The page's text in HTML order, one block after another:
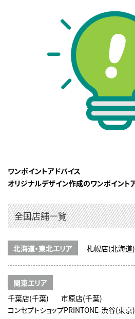
ワンポイントアドバイス
オリジナルデザイン作成のワンポイント
全国店舗一覧
北海道・東北エリア 札幌店(北海道)
関東エリア
千葉店(千葉)
市原店(千葉)
コンセプトショップPRINTONE-渋谷(東京)